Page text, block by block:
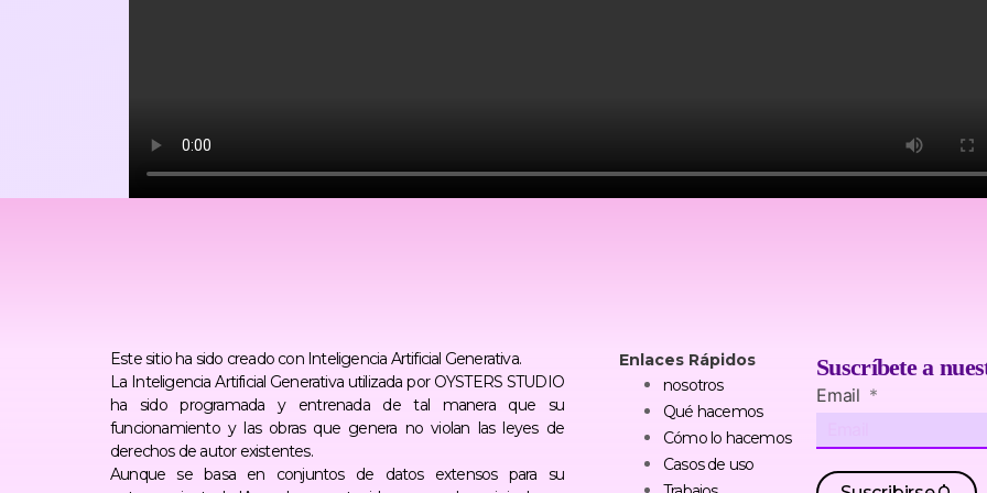
Este sitio ha sido creado con Inteligencia Artificial Generativa.
La Inteligencia Artificial Generativa utilizada por OYSTERS STUDIO
ha sido programada y entrenada de tal manera que su
funcionamiento y las obras que genera no violan las leyes de
derechos de autor existentes.
Aunque se basa en conjuntos de datos extensos para su
Enlaces Rápidos
nosotros
Qué hacemos
Cómo lo hacemos
Casos de uso
Suscríbete a
Email